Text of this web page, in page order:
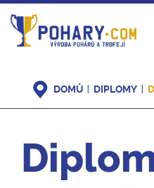
DOMŮ DIPLOMY